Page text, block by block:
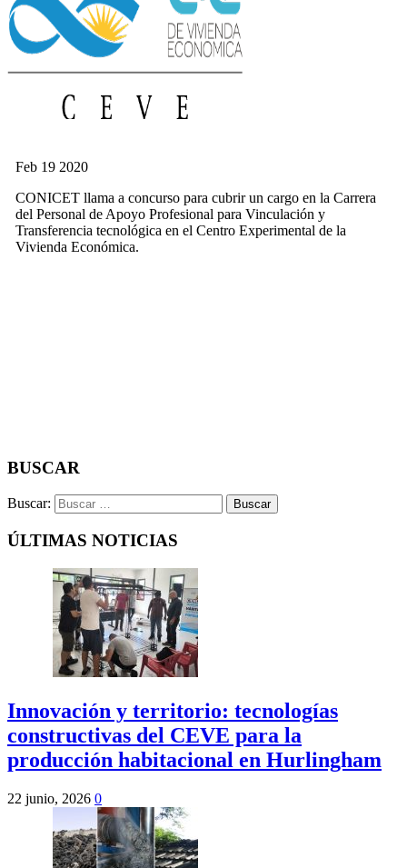
Feb 19 2020
CONICET llama a concurso para cubrir un cargo en la Carrera
del Personal de Apoyo Profesional para Vinculación y
Transferencia tecnológica en el Centro Experimental de la
Vivienda Económica.
BUSCAR
Buscar:
ÚLTIMAS NOTICIAS
Innovación y territorio: tecnologías
constructivas del CEVE para la
producción habitacional en Hurlingham
22 junio, 2026 0